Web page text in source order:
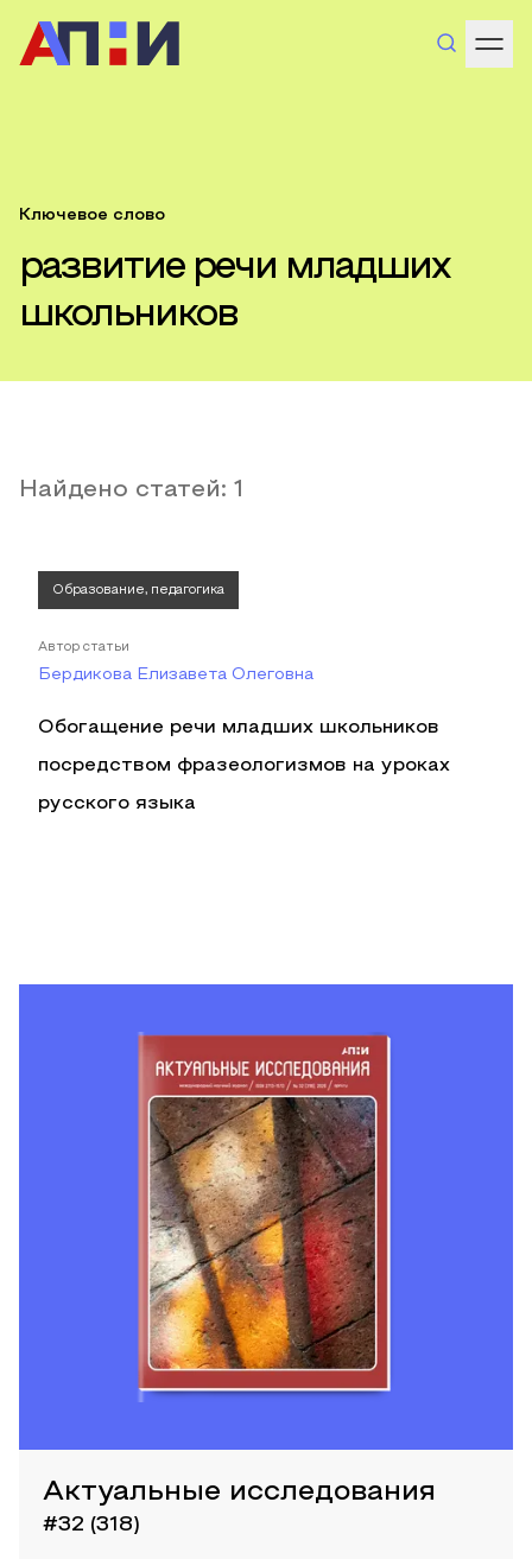
Ключевое слово
развитие речи младших
школьников
Найдено статей: 1
Образование, педагогика
Автор статьи
Бердикова Елизавета Олеговна
Обогащение речи младших школьников
посредством фразеологизмов на уроках
русского языка
Актуальные исследования
#32 (318)